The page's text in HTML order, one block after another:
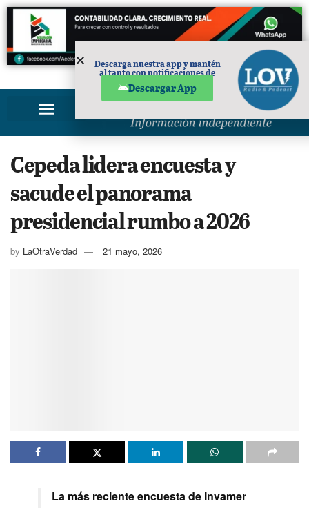
PUBLICIDAD
Cepeda lidera encuesta y
sacude el panorama
presidencial rumbo a 2026
by LaOtraVerdad 21 mayo, 2026
La más reciente encuesta de Invamer
Descarga nuestra app y mantén
al tanto con notificaciones de
Descargar App